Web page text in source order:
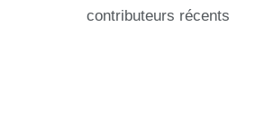
contributeurs récents